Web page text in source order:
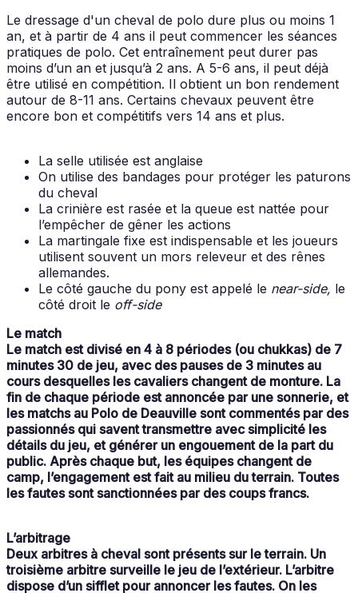
Le dressage d'un cheval de polo dure plus ou moins 1
an, et à partir de 4 ans il peut commencer les séances
pratiques de polo. Cet entraînement peut durer pas
moins d’un an et jusqu’à 2 ans. A 5-6 ans, il peut déjà
être utilisé en compétition. Il obtient un bon rendement
autour de 8-11 ans. Certains chevaux peuvent être
encore bon et compétitifs vers 14 ans et plus.
La selle utilisée est anglaise
On utilise des bandages pour protéger les paturons
du cheval
La crinière est rasée et la queue est nattée pour
l’empêcher de gêner les actions
La martingale fixe est indispensable et les joueurs
utilisent souvent un mors releveur et des rênes
allemandes.
Le côté gauche du pony est appelé le near-side, le
côté droit le off-side
Le match
Le match est divisé en 4 à 8 périodes (ou chukkas) de 7
minutes 30 de jeu, avec des pauses de 3 minutes au
cours desquelles les cavaliers changent de monture. La
fin de chaque période est annoncée par une sonnerie, et
les matchs au Polo de Deauville sont commentés par des
passionnés qui savent transmettre avec simplicité les
détails du jeu, et générer un engouement de la part du
public. Après chaque but, les équipes changent de
camp, l’engagement est fait au milieu du terrain. Toutes
les fautes sont sanctionnées par des coups francs.
L’arbitrage
Deux arbitres à cheval sont présents sur le terrain. Un
troisième arbitre surveille le jeu de l’extérieur. L’arbitre
dispose d’un sifflet pour annoncer les fautes. On les